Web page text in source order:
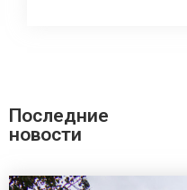
Последние
новости